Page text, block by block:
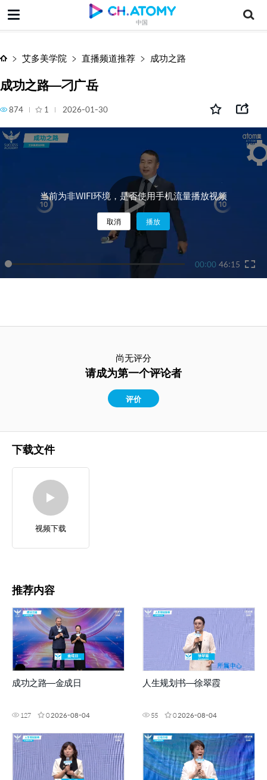
中国
成功之路—刁广岳
艾多美学院 直播频道推荐 成功之路
成功之路—刁广岳
874 1 2026-01-30
00:0046:15
当前为非WIFI环境，是否使用手机流量播放视频
取消 播放
尚无评分
请成为第一个评论者
评价
下载文件
视频下载
推荐内容
成功之路—金成日
127 02026-08-04
人生规划书—徐翠霞
55 02026-08-04